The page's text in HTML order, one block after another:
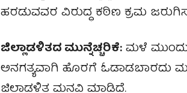
ಹರಡುವವರ ವಿರುದ್ಧ ಕಠಿಣ ಕ್ರಮ
ಜಿಲ್ಲಾಡಳಿತದ ಮುನ್ನೆಚ್ಚರಿಕೆ:ಮಳೆ
ಅನಗತ್ಯವಾಗಿ ಹೊರಗೆ ಓಡಾಡಬಾರದು